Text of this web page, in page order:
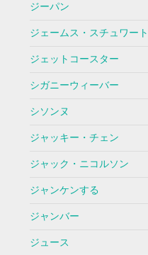
ジーパン
ジェームス・スチュワート
ジェットコースター
シガニーウィーバー
シソンヌ
ジャッキー・チェン
ジャック・ニコルソン
ジャンケンする
ジャンバー
ジュース